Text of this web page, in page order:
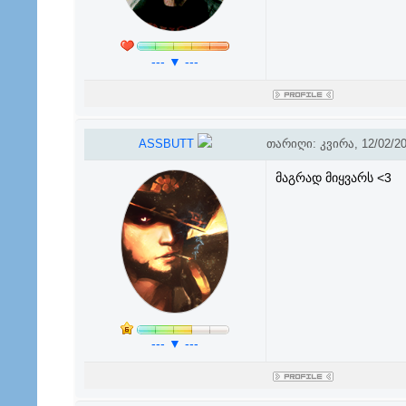
--- ▼ ---
ASSBUTT თარიღი: კვირა, 12/02/
--- ▼ ---
მაგრად მიყვარს <3